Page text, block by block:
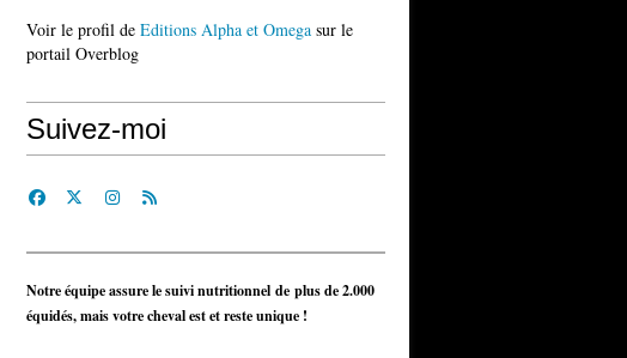
Voir le profil de Editions Alpha et Omega sur le
portail Overblog
Suivez-moi
Notre équipe assure le suivi nutritionnel de plus de 2.000
équidés, mais votre cheval est et reste unique !